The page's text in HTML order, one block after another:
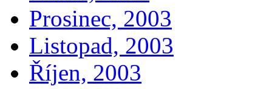
Prosinec, 2003
Listopad, 2003
Říjen, 2003